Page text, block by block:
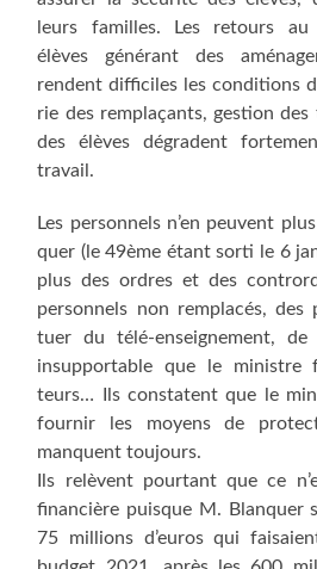
leurs familles. Les retours au
élèves géné­rant des
rendent dif­fi­ciles les condi­tions
rie des rem­pla­çants, ges­tion des
des élèves dégradent
travail.
Les per­son­nels n’en peuvent
quer (le 49ème étant sor­ti le 6
plus des ordres et des
per­son­nels non rem­pla­cés,
tuer du télé-ensei­gne­ment,
insup­por­table que le
teurs… Ils constatent que le
four­nir les moyens de
manquent toujours.
Ils relèvent pour­tant que ce
finan­cière puisque M. Blan­quer
75 mil­lions d’euros qui